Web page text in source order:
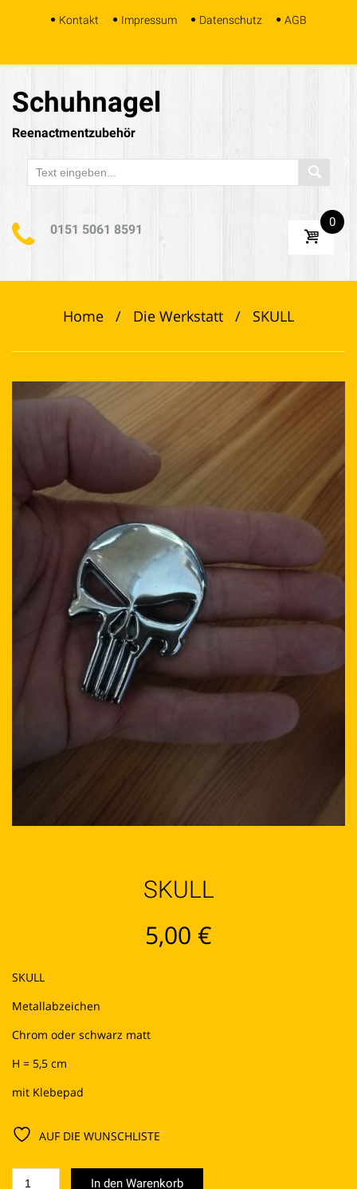
Skip
Kontakt Impressum Datenschutz AGB
Schuhnagel
Reenactmentzubehör
0151 5061 8591 0
Home / Die Werkstatt / SKULL
SKULL
5,00 €
SKULL
Metallabzeichen
Chrom oder schwarz matt
H = 5,5 cm
mit Klebepad
AUF DIE WUNSCHLISTE
In den Warenkorb